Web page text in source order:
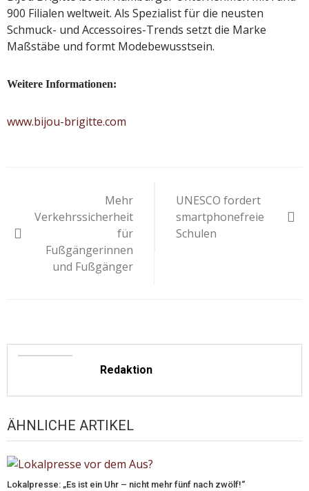
900 Filialen weltweit. Als Spezialist für die neusten
Schmuck- und Accessoires-Trends setzt die Marke
Maßstäbe und formt Modebewusstsein.
Weitere Informationen:
www.bijou-brigitte.com
Mehr
Verkehrssicherheit
für
Fußgängerinnen
und Fußgänger
UNESCO fordert
smartphonefreie
Schulen
Redaktion
ÄHNLICHE ARTIKEL
Lokalpresse: „Es ist ein Uhr – nicht mehr fünf nach zwölf!“